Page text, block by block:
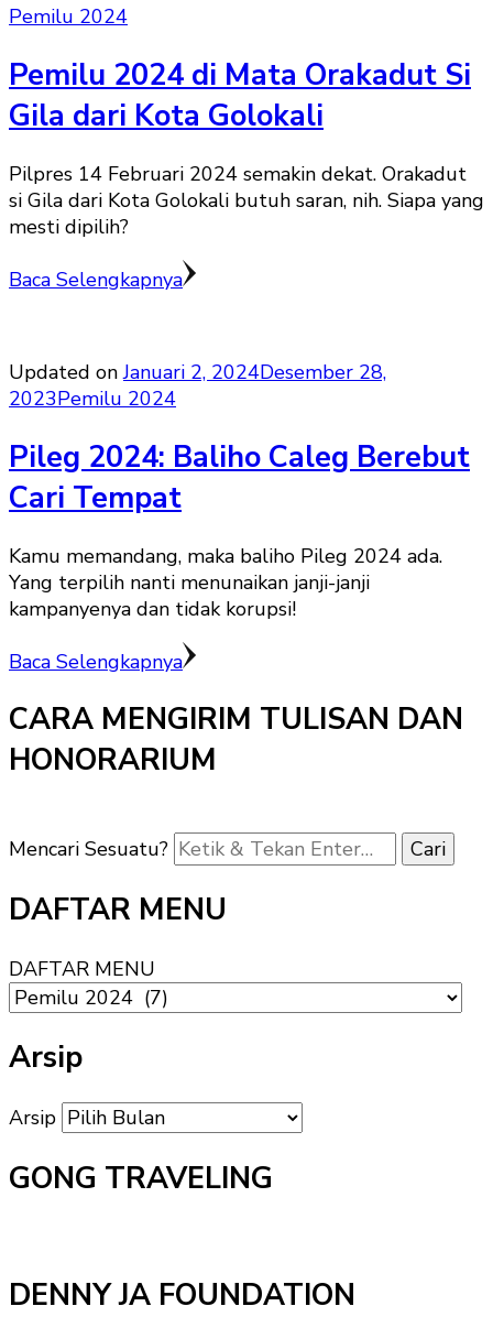
Pemilu 2024
Pemilu 2024 di Mata Orakadut Si
Gila dari Kota Golokali
Pilpres 14 Februari 2024 semakin dekat. Orakadut
si Gila dari Kota Golokali butuh saran, nih. Siapa yang
mesti dipilih?
Baca Selengkapnya
Updated onJanuari 2, 2024Desember 28,
2023Pemilu 2024
Pileg 2024: Baliho Caleg Berebut
Cari Tempat
Kamu memandang, maka baliho Pileg 2024 ada.
Yang terpilih nanti menunaikan janji-janji
kampanyenya dan tidak korupsi!
Baca Selengkapnya
CARA MENGIRIM TULISAN DAN
HONORARIUM
Mencari Sesuatu?
DAFTAR MENU
DAFTAR MENU
Arsip
Arsip
GONG TRAVELING
DENNY JA FOUNDATION